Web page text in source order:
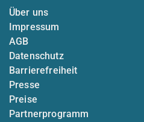
Über uns
Impressum
AGB
Datenschutz
Barrierefreiheit
Presse
Preise
Partnerprogramm